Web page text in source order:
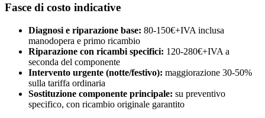
Fasce di costo indicative
Diagnosi e riparazione base: 80-150€+IVA inclusa
manodopera e primo ricambio
Riparazione con ricambi specifici: 120-280€+IVA a
seconda del componente
Intervento urgente (notte/festivo): maggiorazione 30-50%
sulla tariffa ordinaria
Sostituzione componente principale: su preventivo
specifico, con ricambio originale garantito